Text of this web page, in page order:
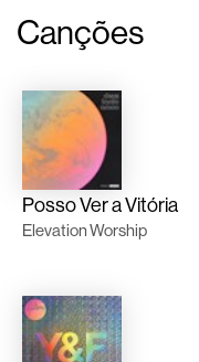
Canções
Posso Ver a Vitória
Elevation Worship